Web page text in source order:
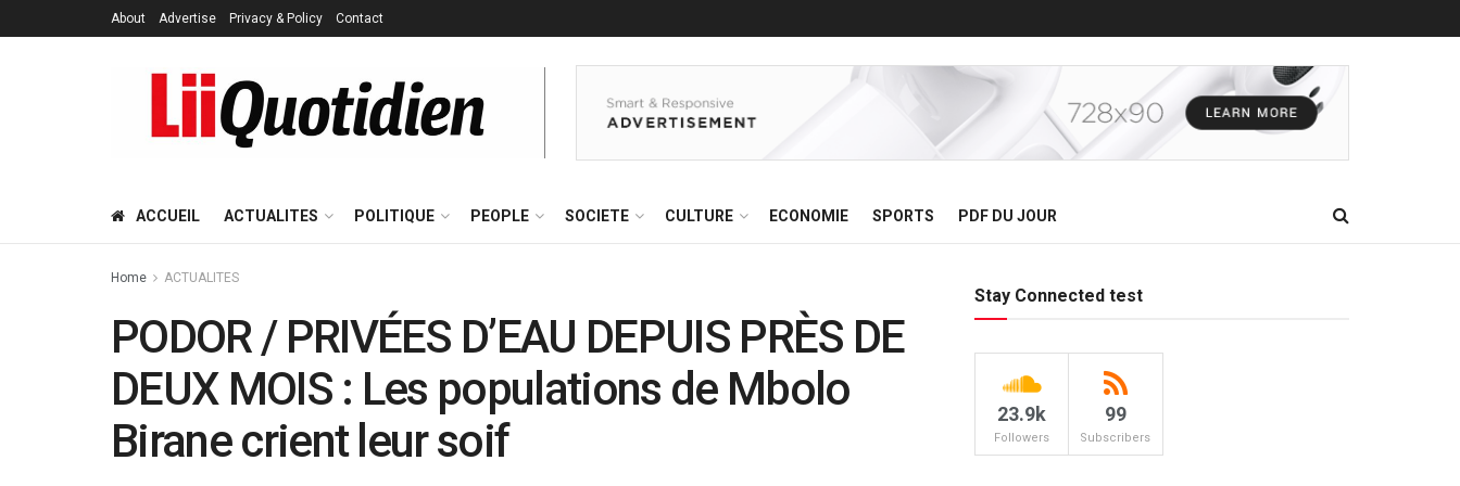
About Advertise Privacy & Policy Contact
ACCUEIL ACTUALITES POLITIQUE PEOPLE SOCIETE CULTURE ECONOMIE SPORTS PDF DU JOUR
Home ACTUALITES
PODOR / PRIVÉES D’EAU DEPUIS PRÈS DE
DEUX MOIS : Les populations de Mbolo
Birane crient leur soif
Stay Connected test
23.9k
Followers
99
Subscribers